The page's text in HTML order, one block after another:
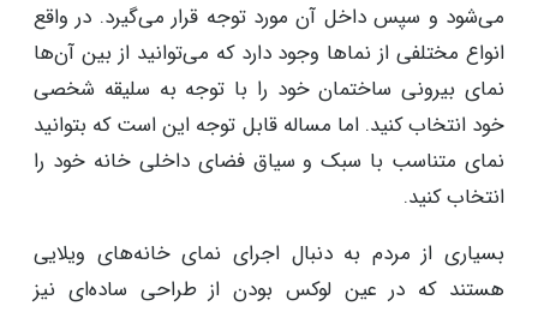
می‌شود و سپس داخل آن مورد توجه قرار می‌گیرد. در واقع
انواع مختلفی از نماها وجود دارد که می‌توانید از بین آن‌ها
نمای بیرونی ساختمان خود را با توجه به سلیقه شخصی
خود انتخاب کنید. اما مساله قابل توجه این است که بتوانید
نمای متناسب با سبک و سیاق فضای داخلی خانه خود را
انتخاب کنید.
بسیاری از مردم به دنبال اجرای نمای خانه‌های ویلایی
هستند که در عین لوکس بودن از طراحی ساده‌ای نیز